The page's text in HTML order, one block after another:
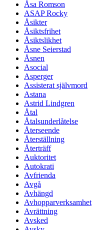
Åsa Romson
ASAP Rocky
Åsikter
Åsiktsfrihet
Åsiktslikhet
Åsne Seierstad
Åsnen
Asocial
Asperger
Assisterat självmord
Astana
Astrid Lindgren
Åtal
Åtalsunderlåtelse
Återseende
Återställning
Återträff
Auktoritet
Autokrati
Avfrienda
Avgå
Avhängd
Avhopparverksamhet
Avrättning
Avsked